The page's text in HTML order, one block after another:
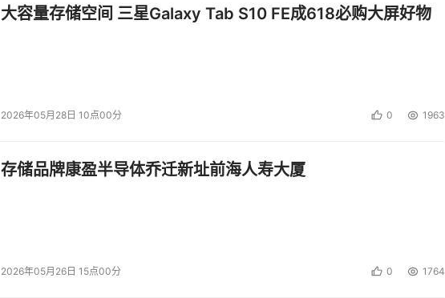
大容量存储空间 三星Galaxy Tab S10 FE成618必购大屏好物
2026年05月28日 10点00分 0 1963
存储品牌康盈半导体乔迁新址前海人寿大厦
2026年05月26日 15点00分 0 1764